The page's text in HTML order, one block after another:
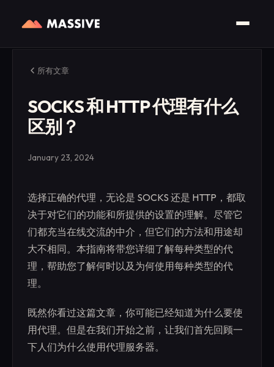
所有文章
SOCKS 和 HTTP 代理有什么
区别？
January 23, 2024
选择正确的代理，无论是 SOCKS 还是 HTTP，都取
决于对它们的功能和所提供的设置的理解。尽管它
们都充当在线交流的中介，但它们的方法和用途却
大不相同。本指南将带您详细了解每种类型的代
理，帮助您了解何时以及为何使用每种类型的代
理。
既然你看过这篇文章，你可能已经知道为什么要使
用代理。但是在我们开始之前，让我们首先回顾一
下人们为什么使用代理服务器。